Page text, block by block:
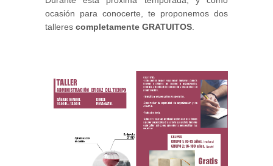
ocasión para conocerte, te proponemos dos
talleres completamente GRATUITOS.
IMAGEN_1.PNG